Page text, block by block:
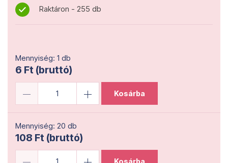
Raktáron - 255 db
Mennyiség: 1 db
6 Ft (bruttó)
Kosárba
Mennyiség: 20 db
108 Ft (bruttó)
Kosárba